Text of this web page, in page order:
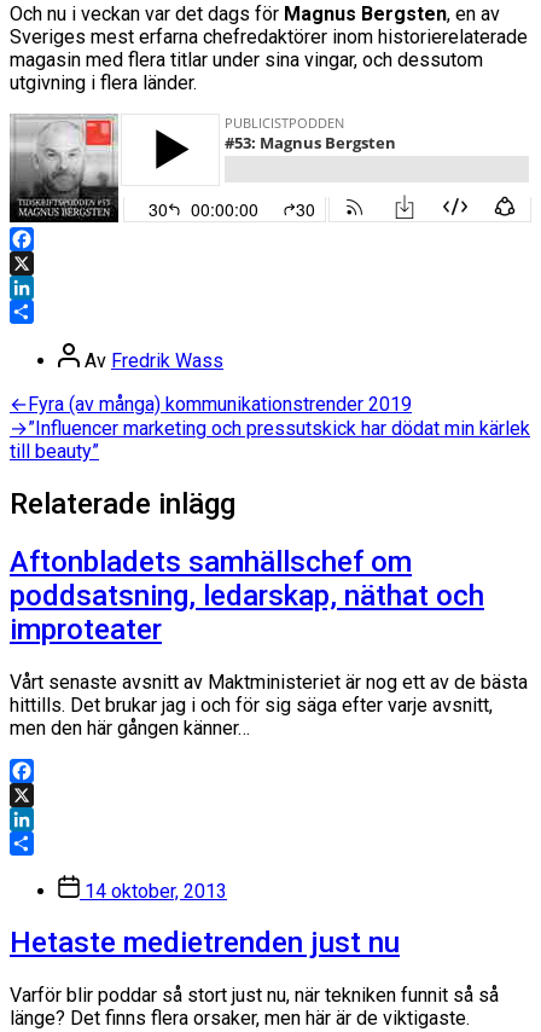
Och nu i veckan var det dags för Magnus Bergsten, en av
Sveriges mest erfarna chefredaktörer inom historierelaterade
magasin med flera titlar under sina vingar, och dessutom
utgivning i flera länder.
Facebook
X
LinkedIn
Inläggsförfattare
Av Fredrik Wass
Inläggsnavigering
←Föregående
inlägg:
Fyra (av många) kommunikationstrender 2019
→Nästa
inlägg:
”Influencer marketing och pressutskick har dödat min kärlek
till beauty”
Relaterade inlägg
Aftonbladets samhällschef om
poddsatsning, ledarskap, näthat och
improteater
Vårt senaste avsnitt av Maktministeriet är nog ett av de bästa
hittills. Det brukar jag i och för sig säga efter varje avsnitt,
men den här gången känner…
Facebook
X
LinkedIn
Inläggsdatum
14 oktober, 2013
Hetaste medietrenden just nu
Varför blir poddar så stort just nu, när tekniken funnit så så
länge? Det finns flera orsaker, men här är de viktigaste.